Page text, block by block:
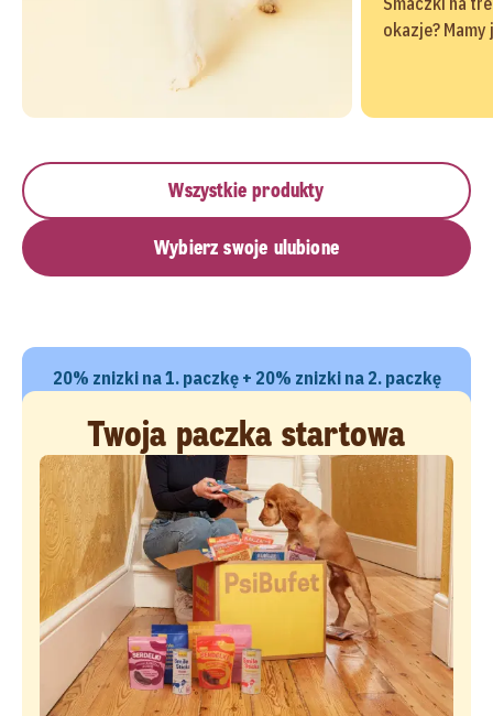
okazje?
Wszystkie produkty
Wybierz swoje ulubione
20% znizki na 1. paczkę + 20% znizki na 2. paczkę
Twoja paczka startowa